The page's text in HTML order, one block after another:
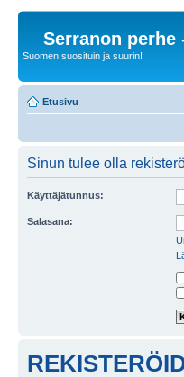
Serranon
Suomen suosituin ja suurin!
Etusivu
Sinun tulee olla
Käyttäjätunnus:
Salasana: